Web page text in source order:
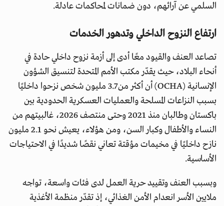
السلمي عن آرائهم، دون ضمانات لمحاكمات عادلة.
ارتفاع النزوح الداخلي وتدهور الخدمات
تصاعد العنف والقيود معًا أدى إلى أزمة نزوح داخلي حادة في
أنحاء البلاد، حيث يقدّر مكتب الأمم المتحدة لتنسيق الشؤون
الإنسانية (OCHA) أن أكثر من 3.7 مليون شخص نزحوا داخليًا
بسبب النزاعات المسلحة والعمليات العسكرية الحدودية بين
باكستان وطالبان منذ 2021 وحتى منتصف 2026، غالبيتهم من
النساء والأطفال وكبار السن، ومن هؤلاء، يعيش نحو 2.1 مليون
نازح داخليًا في مخيمات مؤقتة تعاني نقصًا شديدًا في الاحتياجات
الأساسية.
وبسبب العنف وتقييد حرية العمل لدى فئات واسعة، تواجه
ملايين الأسر انعدام الأمن الغذائي، إذ تقدّر منظمة الأغذية